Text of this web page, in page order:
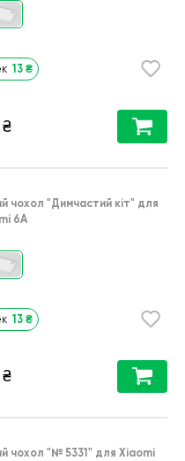
13 ₴
₴
чохол "Димчастий кіт" для
6A
13 ₴
₴
чохол "№ 5331" для Xiaomi